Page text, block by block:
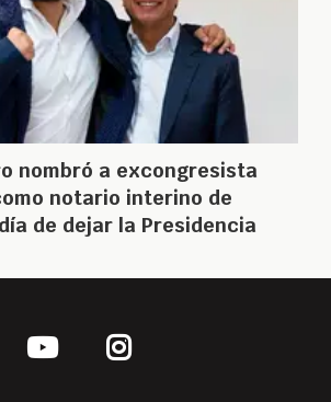
nombró a excongresista
notario interino de
de dejar la Presidencia